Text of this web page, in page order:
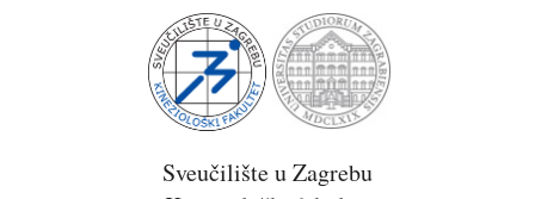
Sveučilište u Zagrebu